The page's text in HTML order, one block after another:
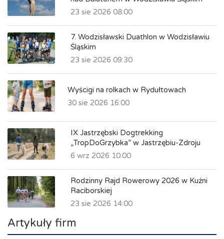
23 sie 2026 08:00
7. Wodzisławski Duathlon w Wodzisławiu
Śląskim
23 sie 2026 09:30
Wyścigi na rolkach w Rydułtowach
30 sie 2026 16:00
IX Jastrzębski Dogtrekking
„TropDoGrzybka” w Jastrzębiu-Zdroju
6 wrz 2026 10:00
Rodzinny Rajd Rowerowy 2026 w Kuźni
Raciborskiej
23 sie 2026 14:00
Artykuły firm